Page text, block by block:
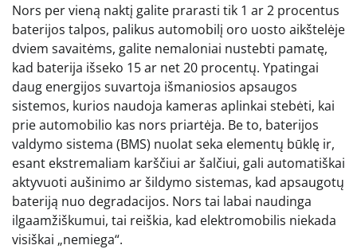
Nors per vieną naktį galite prarasti tik 1 ar 2 procentus
baterijos talpos, palikus automobilį oro uosto aikštelėje
dviem savaitėms, galite nemaloniai nustebti pamatę,
kad baterija išseko 15 ar net 20 procentų. Ypatingai
daug energijos suvartoja išmaniosios apsaugos
sistemos, kurios naudoja kameras aplinkai stebėti, kai
prie automobilio kas nors priartėja. Be to, baterijos
valdymo sistema (BMS) nuolat seka elementų būklę ir,
esant ekstremaliam karščiui ar šalčiui, gali automatiškai
aktyvuoti aušinimo ar šildymo sistemas, kad apsaugotų
bateriją nuo degradacijos. Nors tai labai naudinga
ilgaamžiškumui, tai reiškia, kad elektromobilis niekada
visiškai „nemiega“.